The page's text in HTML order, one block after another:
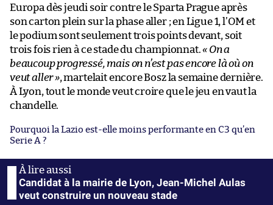
Europa dès jeudi soir contre le Sparta Prague après
son carton plein sur la phase aller ; en Ligue 1, l’OM et
le podium sont seulement trois points devant, soit
trois fois rien à ce stade du championnat.« On a
beaucoup progressé, mais on n’est pas encore là où on
veut aller », martelait encore Bosz la semaine dernière.
À Lyon, tout le monde veut croire que le jeu en vaut la
chandelle.
Pourquoi la Lazio est-elle moins performante en C3 qu’en
Serie A ?
Candidat à la mairie de Lyon, Jean-Michel Aulas
veut construire un nouveau stade